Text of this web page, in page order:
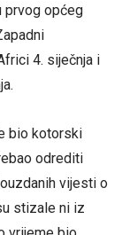
prvog općeg
4. siječnja i
bio kotorski
odrediti
vijesti o
stizale ni iz